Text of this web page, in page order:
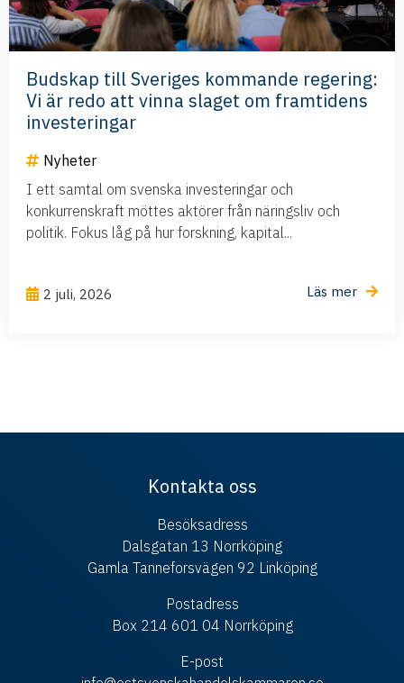
Budskap till Sveriges kommande regering:
Vi är redo att vinna slaget om framtidens
investeringar
Nyheter
I ett samtal om svenska investeringar och
konkurrenskraft möttes aktörer från näringsliv och
politik. Fokus låg på hur forskning, kapital...
2 juli, 2026 Läs mer
Kontakta oss
Besöksadress
Dalsgatan 13 Norrköping
Gamla Tanneforsvägen 92 Linköping
Postadress
Box 214 601 04 Norrköping
E-post